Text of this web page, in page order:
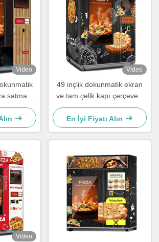
Video
satma
çelik
Video
49 inçlik dokunmatik ekran
ve tam çelik kapı çerçevesi
ile -18°C'ye kadar dondurma
kapasitesi olan pizza satış
makinesi
En İyi Fiyatı Alın
Video